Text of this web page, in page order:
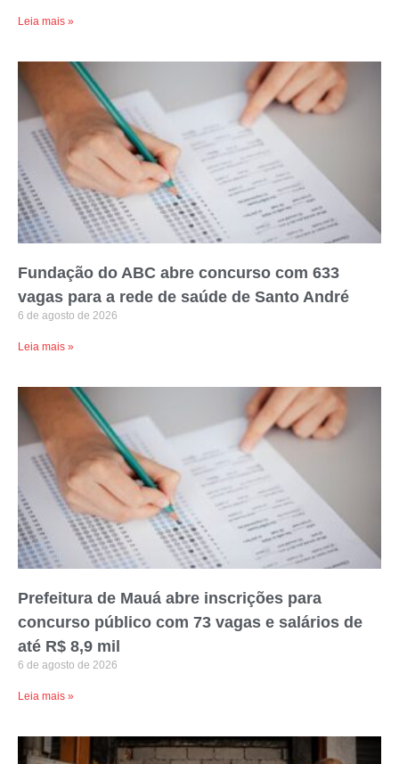
Leia mais »
Fundação do ABC abre concurso com 633
vagas para a rede de saúde de Santo André
6 de agosto de 2026
Leia mais »
Prefeitura de Mauá abre inscrições para
concurso público com 73 vagas e salários de
até R$ 8,9 mil
6 de agosto de 2026
Leia mais »